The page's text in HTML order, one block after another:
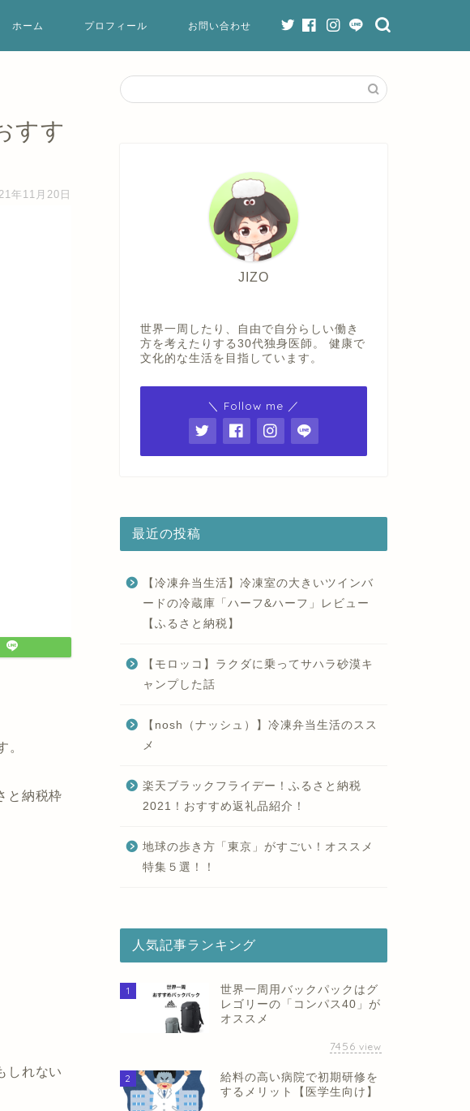
ホーム プロフィール お問い合わせ
すす
年11月20日
。
と納税枠
しれない
JIZO
世界一周したり、自由で自分らしい働き
方を考えたりする30代独身医師。 健康で
文化的な生活を目指しています。
＼ Follow me ／
最近の投稿
【冷凍弁当生活】冷凍室の大きいツインバ
ードの冷蔵庫「ハーフ&ハーフ」レビュー
【ふるさと納税】
【モロッコ】ラクダに乗ってサハラ砂漠キ
ャンプした話
【nosh（ナッシュ）】冷凍弁当生活のスス
メ
楽天ブラックフライデー！ふるさと納税
2021！おすすめ返礼品紹介！
地球の歩き方「東京」がすごい！オススメ
特集５選！！
人気記事ランキング
1
世界一周用バックパックはグ
レゴリーの「コンパス40」が
オススメ
7456 view
2
給料の高い病院で初期研修を
するメリット【医学生向け】